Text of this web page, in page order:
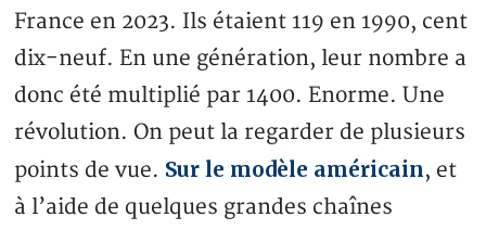
France en 2023. Ils étaient 119 en 1990, cent
dix-neuf. En une génération, leur nombre a
donc été multiplié par 1400. Enorme. Une
révolution. On peut la regarder de plusieurs
points de vue. Sur le modèle américain, et
à l’aide de quelques grandes chaînes